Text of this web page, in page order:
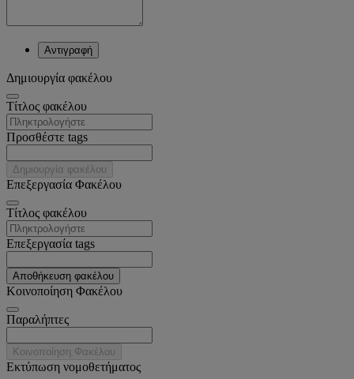
Αντιγραφή
Δημιουργία φακέλου
Tίτλος φακέλου
Προσθέστε tags
Δημιουργία φακέλου
Επεξεργασία Φακέλου
Tίτλος φακέλου
Επεξεργασία tags
Αποθήκευση φακέλου
Κοινοποίηση Φακέλου
Παραλήπτες
Κοινοποίηση Φακέλου
Εκτύπωση νομοθετήματος